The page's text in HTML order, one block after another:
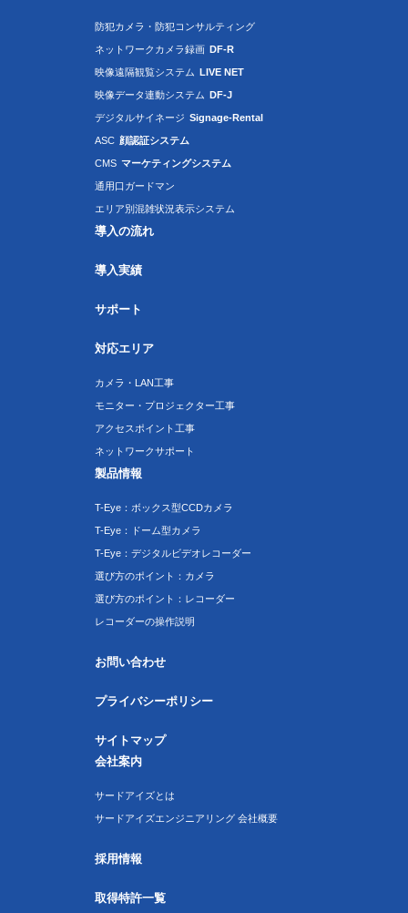
防犯カメラ・防犯コンサルティング
ネットワークカメラ録画 DF-R
映像遠隔観覧システム LIVE NET
映像データ連動システム DF-J
デジタルサイネージ Signage-Rental
ASC 顔認証システム
CMS マーケティングシステム
通用口ガードマン
エリア別混雑状況表示システム
導入の流れ
導入実績
サポート
対応エリア
カメラ・LAN工事
モニター・プロジェクター工事
アクセスポイント工事
ネットワークサポート
製品情報
T-Eye：ボックス型CCDカメラ
T-Eye：ドーム型カメラ
T-Eye：デジタルビデオレコーダー
選び方のポイント：カメラ
選び方のポイント：レコーダー
レコーダーの操作説明
お問い合わせ
プライバシーポリシー
サイトマップ
会社案内
サードアイズとは
サードアイズエンジニアリング 会社概要
採用情報
取得特許一覧